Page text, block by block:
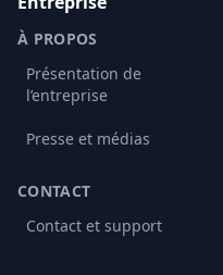
À PROPOS
Présentation de
l’entreprise
Presse et médias
CONTACT
Contact et support